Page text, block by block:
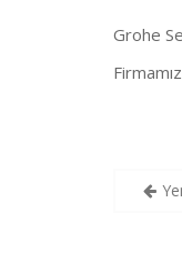
Grohe
Yazı